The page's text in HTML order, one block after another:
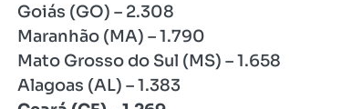
Goiás (GO) – 2.308
Maranhão (MA) – 1.790
Mato Grosso do Sul (MS) – 1.658
Alagoas (AL) – 1.383